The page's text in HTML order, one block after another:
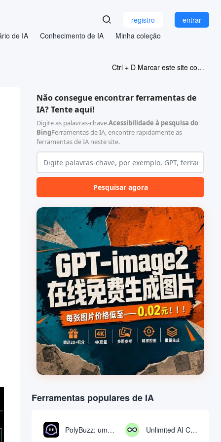
entrar
registro
de IA Conhecimento de IA
Minha coleção
Ctrl + D Marcar este site como favorito
Não consegue encontrar ferramentas de
IA? Tente aqui!
Digite as palavras-chave.Acessibilidade à pesquisa do
BingFerramentas de IA, encontre rapidamente as
ferramentas de IA neste site.
Pesquisar agora
Ferramentas populares de IA
PolyBuzz: uma plataforma gratuita de bate-papo e interpretação de papéis para interagir com personagens de IA Unlimited AI Chat: ferramenta gratuita e ilimitada de bate-papo com IA